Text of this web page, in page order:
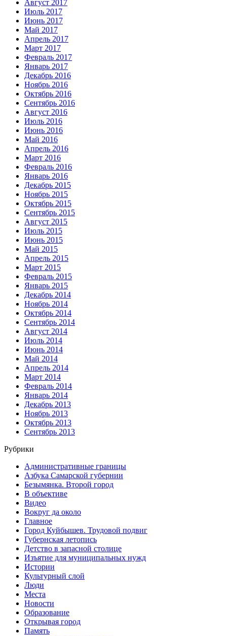
Август 2017
Июль 2017
Июнь 2017
Май 2017
Апрель 2017
Март 2017
Февраль 2017
Январь 2017
Декабрь 2016
Ноябрь 2016
Октябрь 2016
Сентябрь 2016
Август 2016
Июль 2016
Июнь 2016
Май 2016
Апрель 2016
Март 2016
Февраль 2016
Январь 2016
Декабрь 2015
Ноябрь 2015
Октябрь 2015
Сентябрь 2015
Август 2015
Июль 2015
Июнь 2015
Май 2015
Апрель 2015
Март 2015
Февраль 2015
Январь 2015
Декабрь 2014
Ноябрь 2014
Октябрь 2014
Сентябрь 2014
Август 2014
Июль 2014
Июнь 2014
Май 2014
Апрель 2014
Март 2014
Февраль 2014
Январь 2014
Декабрь 2013
Ноябрь 2013
Октябрь 2013
Сентябрь 2013
Рубрики
Административные границы
Азбука Самарской губернии
Безымянка. Второй город
В объективе
Видео
Вокруг да около
Главное
Город Куйбышев. Трудовой подвиг
Губернская летопись
Детство в запасной столице
Изъятие для муниципальных нужд
Истории
Культурный слой
Люди
Места
Новости
Образование
Открывая город
Память